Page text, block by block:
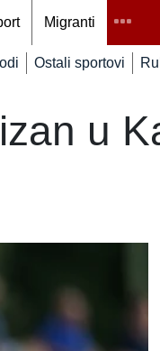
Migranti
Ostali sportovi
u